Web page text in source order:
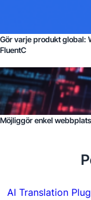
Gör varje produkt global:
FluentC
Möjliggör enkel
AI Translation